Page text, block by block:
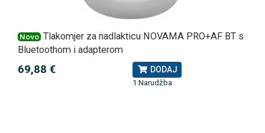
Novo Tlakomjer za nadlakticu NOVAMA PRO+AF BT s
Bluetoothom i adapterom
69,88 € DODAJ
1 Narudžba